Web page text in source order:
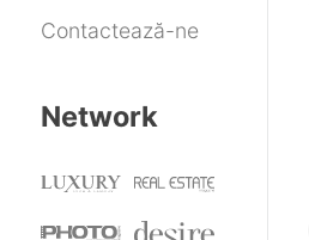
Contactează-ne
Network